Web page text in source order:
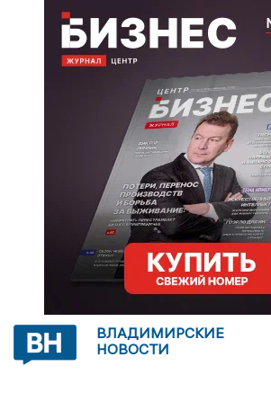
ВЛАДИМИРСКИЕ
НОВОСТИ